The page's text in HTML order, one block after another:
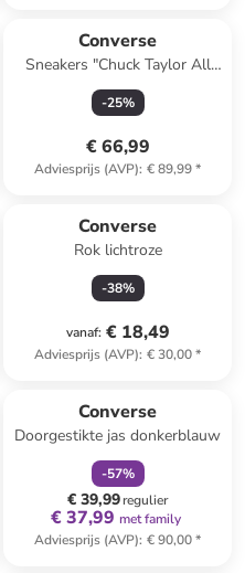
Converse
Sneakers "Chuck Taylor All
Star Move Hi" roze
-25%
€ 66,99
Adviesprijs (AVP): € 89,99*
Converse
Rok lichtroze
-38%
vanaf: € 18,49
Adviesprijs (AVP): € 30,00*
Converse
Doorgestikte jas donkerblauw
-57%
€ 39,99regulier
€ 37,99 met family
Adviesprijs (AVP): € 90,00*